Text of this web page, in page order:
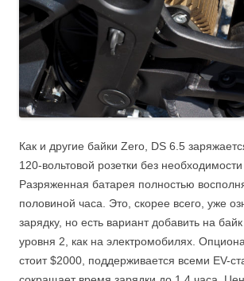
Как и другие байки Zero, DS 6.5
120-вольтовой розетки без необходимости
Разряженная батарея полностью
половиной часа. Это, скорее всего, уже
зарядку, но есть вариант добавить на
уровня 2, как на электромобилях.
стоит $2000, поддерживается всеми EV-